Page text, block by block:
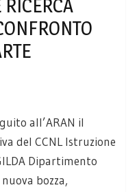
all’ARAN il
del CCNL Istruzione
Dipartimento
bozza,